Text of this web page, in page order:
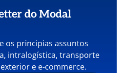
do Modal
os principias assuntos
intralogística, transporte
e e-commerce.